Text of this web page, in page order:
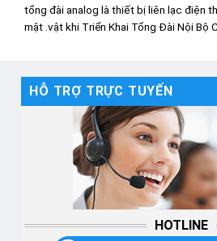
HỖ TRỢ TRỰC TUYẾN
HOTLINE
tổng đài analog là thiết bị liên lạc điện
mật .vật khi Triển Khai Tổng Đài Nội Bộ